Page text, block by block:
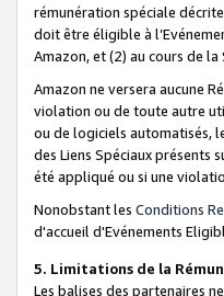
rémunération spéciale
doit être éligible à
Amazon, et (2) au cours de
Amazon ne versera aucune
violation ou de toute autre
ou de logiciels automatisés,
des Liens Spéciaux présents
été appliqué ou si une
Nonobstant les Conditions
d'accueil d'Evénements
5. Limitations de la
Les balises des partenaires